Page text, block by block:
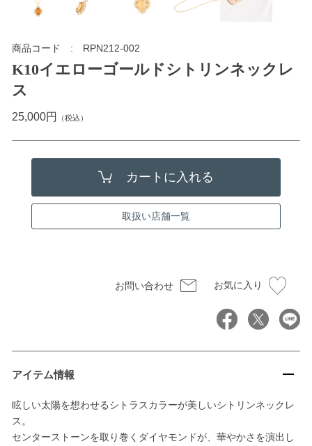
商品コード RPN212-002
K10イエローゴールドシトリンネックレ
ス
25,000円 （税込）
取扱い店舗一覧
お問い合わせ お気に入り
アイテム情報
眩しい太陽を想わせるシトラスカラーが美しいシトリンネックレ
ス。
センターストーンを取り巻くダイヤモンドが、華やかさを演出し